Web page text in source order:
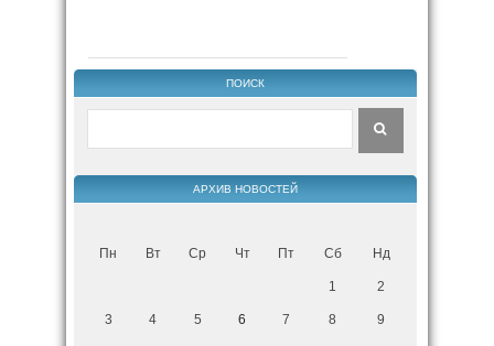
ПОИСК
АРХИВ НОВОСТЕЙ
Пн Вт Ср Чт Пт Сб Нд
1 2
3 4 5 6 7 8 9